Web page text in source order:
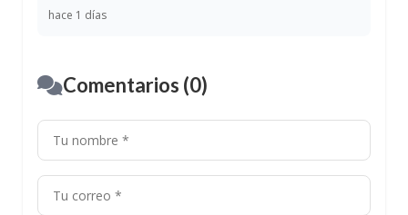
hace 1 días
Comentarios (0)